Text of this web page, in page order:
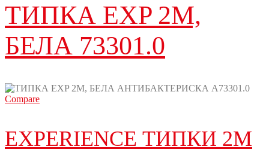
ТИПКА EXP 2M,
БЕЛА 73301.0
Compare
EXPERIENCE ТИПКИ 2М